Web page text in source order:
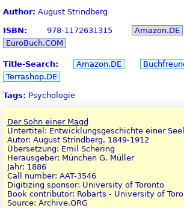
Author: August Strindberg
ISBN: 978-1172631315 Amazon.DE
EuroBuch.COM
Title-Search: Amazon.DE
Terrashop.DE
Tags: Psychologie
Der Sohn einer Magd
Untertitel: Entwicklungsgeschichte einer
Autor: August Strindberg, 1849-1912
Übersetzung: Emil Schering
Herausgeber: München G. Müller
Jahr: 1886
Call number: AAT-3546
Digitizing sponsor: University of Toronto
Book contributor: Robarts - University of
Source: Archive.ORG